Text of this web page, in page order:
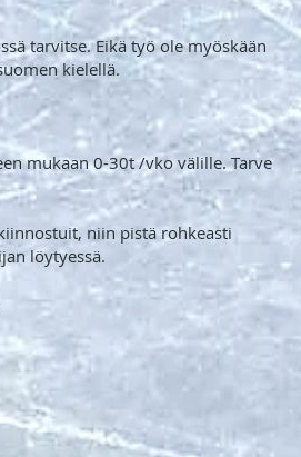
tarvitse. Eikä työ ole myöskään
kielellä.
mukaan 0-30t /vko välille. Tarve
niin pistä rohkeasti
löytyessä.